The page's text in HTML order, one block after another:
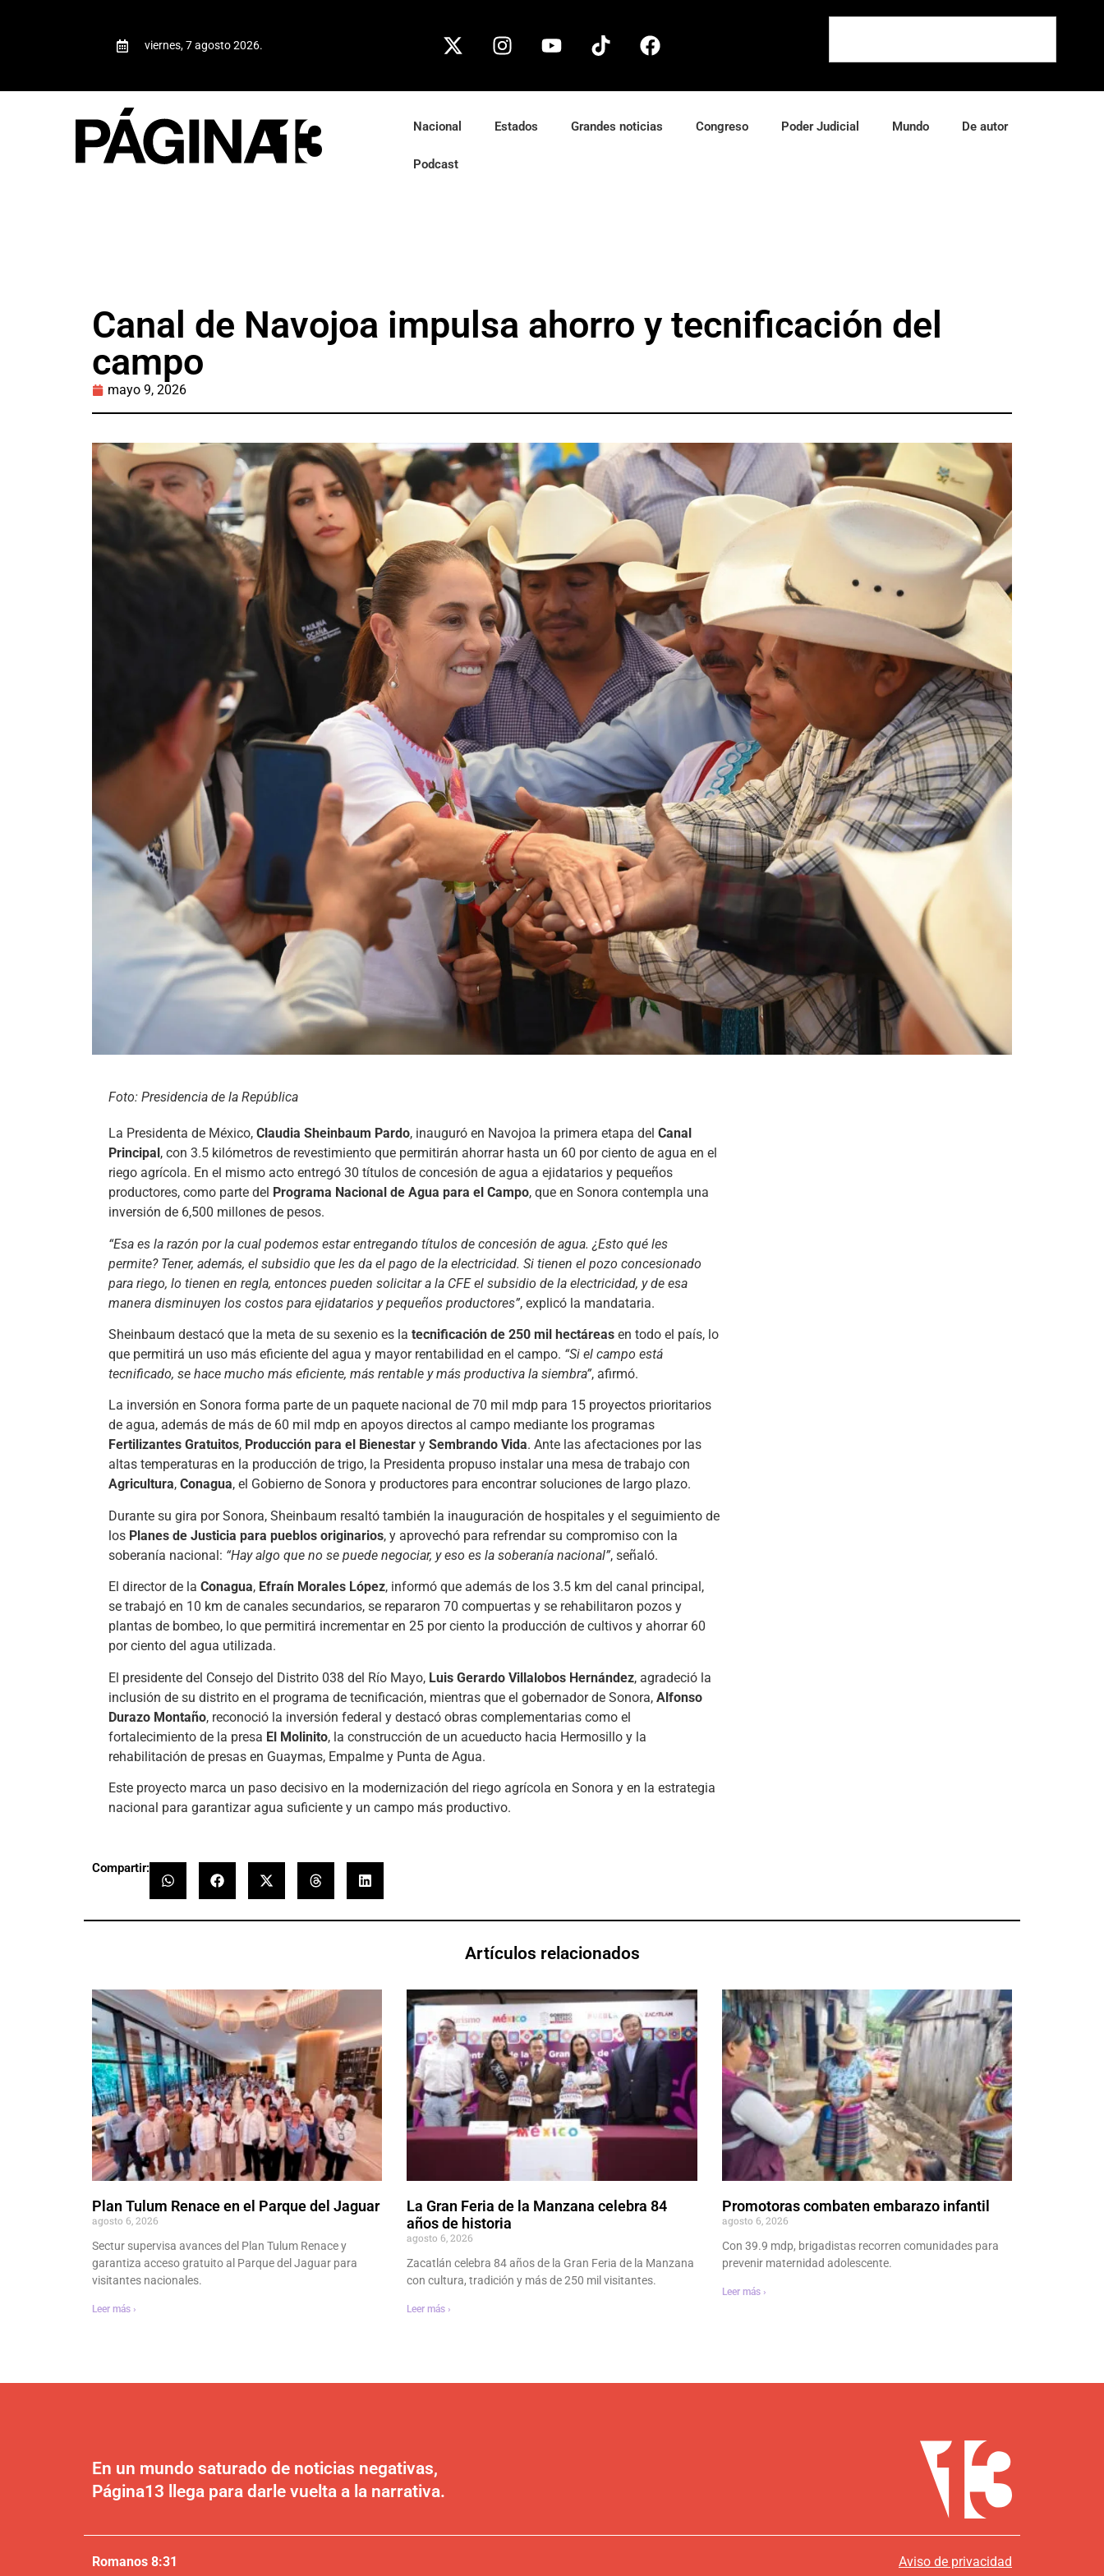
viernes, 7 agosto 2026.
Nacional Estados Grandes noticias Congreso Poder Judicial Mundo De autor
Podcast
Canal de Navojoa impulsa ahorro y tecnificación del
campo
mayo 9, 2026
Foto: Presidencia de la República
La Presidenta de México, Claudia Sheinbaum Pardo, inauguró en Navojoa la primera etapa del Canal
Principal , con 3.5 kilómetros de revestimiento que permitirán ahorrar hasta un 60 por ciento de agua en el
riego agrícola. En el mismo acto entregó 30 títulos de concesión de agua a ejidatarios y pequeños
productores, como parte del Programa Nacional de Agua para el Campo, que en Sonora contempla una
inversión de 6,500 millones de pesos.
“Esa es la razón por la cual podemos estar entregando títulos de concesión de agua. ¿Esto qué les
permite? Tener, además, el subsidio que les da el pago de la electricidad. Si tienen el pozo concesionado
para riego, lo tienen en regla, entonces pueden solicitar a la CFE el subsidio de la electricidad, y de esa
manera disminuyen los costos para ejidatarios y pequeños productores”, explicó la mandataria.
Sheinbaum destacó que la meta de su sexenio es la tecnificación de 250 mil hectáreas en todo el país, lo
que permitirá un uso más eficiente del agua y mayor rentabilidad en el campo. “Si el campo está
tecnificado, se hace mucho más eficiente, más rentable y más productiva la siembra”, afirmó.
La inversión en Sonora forma parte de un paquete nacional de 70 mil mdp para 15 proyectos prioritarios
de agua, además de más de 60 mil mdp en apoyos directos al campo mediante los programas
Fertilizantes Gratuitos, Producción para el Bienestar y Sembrando Vida. Ante las afectaciones por las
altas temperaturas en la producción de trigo, la Presidenta propuso instalar una mesa de trabajo con
Agricultura, Conagua, el Gobierno de Sonora y productores para encontrar soluciones de largo plazo.
Durante su gira por Sonora, Sheinbaum resaltó también la inauguración de hospitales y el seguimiento de
los Planes de Justicia para pueblos originarios, y aprovechó para refrendar su compromiso con la
soberanía nacional: “Hay algo que no se puede negociar, y eso es la soberanía nacional”, señaló.
El director de la Conagua, Efraín Morales López, informó que además de los 3.5 km del canal principal,
se trabajó en 10 km de canales secundarios, se repararon 70 compuertas y se rehabilitaron pozos y
plantas de bombeo, lo que permitirá incrementar en 25 por ciento la producción de cultivos y ahorrar 60
por ciento del agua utilizada.
El presidente del Consejo del Distrito 038 del Río Mayo, Luis Gerardo Villalobos Hernández, agradeció la
inclusión de su distrito en el programa de tecnificación, mientras que el gobernador de Sonora, Alfonso
Durazo Montaño, reconoció la inversión federal y destacó obras complementarias como el
fortalecimiento de la presa El Molinito, la construcción de un acueducto hacia Hermosillo y la
rehabilitación de presas en Guaymas, Empalme y Punta de Agua.
Este proyecto marca un paso decisivo en la modernización del riego agrícola en Sonora y en la estrategia
nacional para garantizar agua suficiente y un campo más productivo.
Compartir:
Artículos relacionados
Plan Tulum Renace en el Parque del Jaguar
agosto 6, 2026
Sectur supervisa avances del Plan Tulum Renace y
garantiza acceso gratuito al Parque del Jaguar para
visitantes nacionales.
Leer más ›
La Gran Feria de la Manzana celebra 84
años de historia
agosto 6, 2026
Zacatlán celebra 84 años de la Gran Feria de la Manzana
con cultura, tradición y más de 250 mil visitantes.
Leer más ›
Promotoras combaten embarazo infantil
agosto 6, 2026
Con 39.9 mdp, brigadistas recorren comunidades para
prevenir maternidad adolescente.
Leer más ›
En un mundo saturado de noticias negativas,
Página13 llega para darle vuelta a la narrativa.
Romanos 8:31 Aviso de privacidad